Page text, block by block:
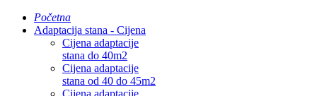
Početna
Adaptacija stana - Cijena
Cijena adaptacije
stana do 40m2
Cijena adaptacije
stana od 40 do 45m2
Cijena adaptacije